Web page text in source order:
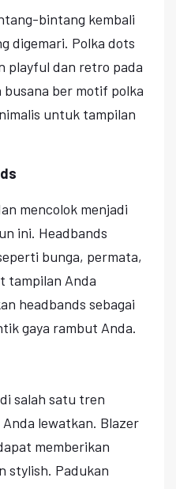
bintang kembali
digemari. Polka dots
playful dan retro pada
ber motif polka
untuk tampilan
mencolok menjadi
ini. Headbands
bunga, permata,
tampilan Anda
headbands sebagai
gaya rambut Anda.
salah satu tren
lewatkan. Blazer
memberikan
stylish. Padukan